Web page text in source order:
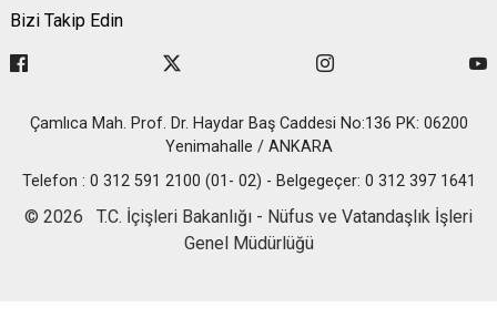
Bizi Takip Edin
Çamlıca Mah. Prof. Dr. Haydar Baş Caddesi No:136 PK: 06200
Yenimahalle / ANKARA
Telefon : 0 312 591 2100 (01- 02) - Belgegeçer: 0 312 397 1641
© 2026 T.C. İçişleri Bakanlığı - Nüfus ve Vatandaşlık İşleri
Genel Müdürlüğü